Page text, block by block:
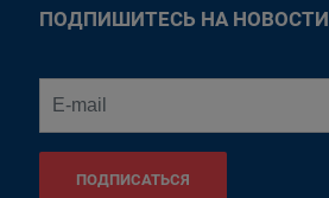
ПОДПИШИТЕСЬ НА НОВОСТИ
ПОДПИСАТЬСЯ